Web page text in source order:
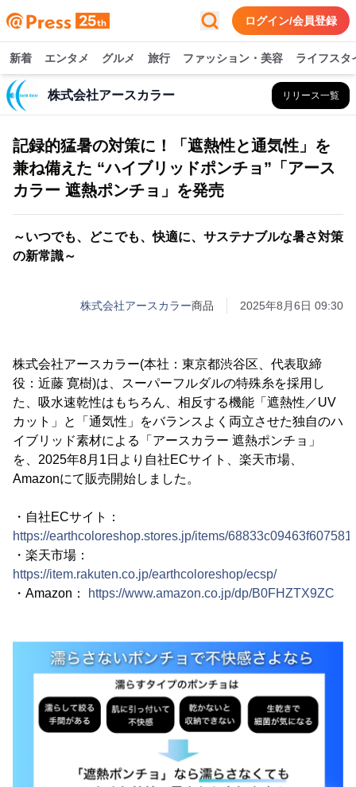
ログイン/会員登録
新着 エンタメ グルメ 旅行 ファッション・美容 ライフスタ
株式会社アースカラー リリース一覧
記録的猛暑の対策に！「遮熱性と通気性」を
兼ね備えた “ハイブリッドポンチョ”「アース
カラー 遮熱ポンチョ」を発売
～いつでも、どこでも、快適に、サステナブルな暑さ対策
の新常識～
株式会社アースカラー商品 2025年8月6日 09:30
株式会社アースカラー(本社：東京都渋谷区、代表取締
役：近藤 寛樹)は、スーパーフルダルの特殊糸を採用し
た、吸水速乾性はもちろん、相反する機能「遮熱性／UV
カット」と「通気性」をバランスよく両立させた独自のハ
イブリッド素材による「アースカラー 遮熱ポンチョ」
を、2025年8月1日より自社ECサイト、楽天市場、
Amazonにて販売開始しました。
・自社ECサイト：
https://earthcoloreshop.stores.jp/items/
・楽天市場：
https://item.rakuten.co.jp/earthcoloreshop/ecsp/
・Amazon：
https://www.amazon.co.jp/dp/B0FHZTX9ZC